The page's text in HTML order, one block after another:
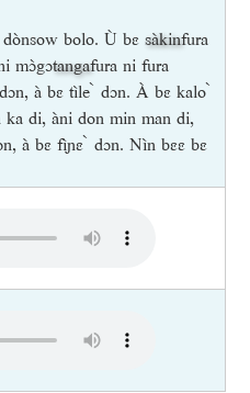
bolo. Ù bɛ sàkinfura
mɔ̀gɔtangafura ni fura
à bɛ tìle ̀ dɔn. À bɛ kalo
di, àni don min man di,
à bɛ fìɲɛ ̀ dɔn. Nìn bɛɛ bɛ